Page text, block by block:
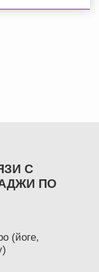
С
ПО
(йоге,